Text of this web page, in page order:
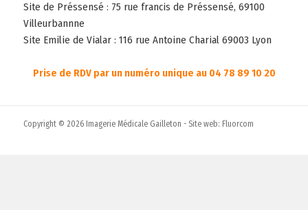
Site de Préssensé : 75 rue francis de Préssensé, 69100
Villeurbannne
Site Emilie de Vialar : 116 rue Antoine Charial 69003 Lyon
Prise de RDV par un numéro unique au 04 78 89 10 20
Copyright © 2026 Imagerie Médicale Gailleton - Site web: Fluorcom